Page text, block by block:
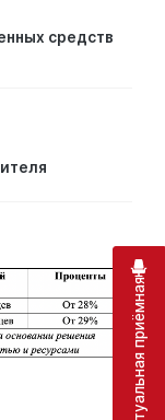
средств
Виртуальная приёмная